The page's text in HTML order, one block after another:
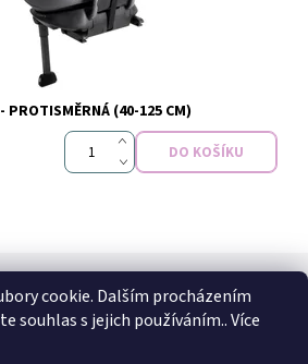
PROTISMĚRNÁ (40-125 CM)
SPOJTE SE S NÁMI
cookie. Dalším procházením
souhlas s jejich používáním.. Více